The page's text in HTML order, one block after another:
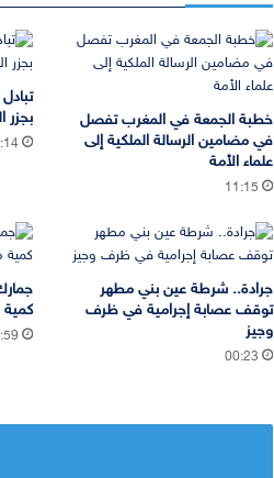
خطبة الجمعة في المغرب تفصل
في مضامين الرسالة الملكية إلى
علماء الأمة
11:15
بجزر
جرادة.. شرطة عين بني مطهر
توقف عصابة إجرامية في ظرف
وجيز
00:23